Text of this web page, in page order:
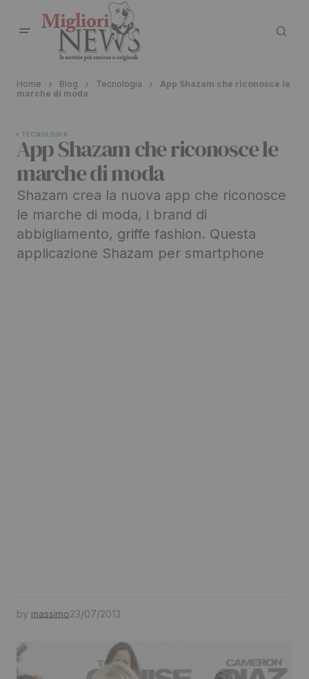
Home Blog Tecnologia
App Shazam che riconosce le
marche di moda
TECNOLOGIA
App Shazam che riconosce le
marche di moda
Shazam crea la nuova app che riconosce
le marche di moda, i brand di
abbigliamento, griffe fashion. Questa
applicazione Shazam per smartphone
by massimo23/07/2013